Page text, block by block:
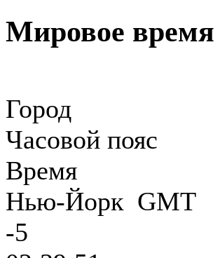
Мировое время
Город
Часовой пояс
Время
Нью-Йорк GMT
-5